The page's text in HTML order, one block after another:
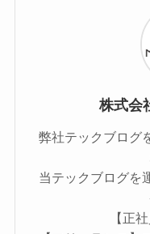
株式会
弊社テックブログ
当テックブログを
【正